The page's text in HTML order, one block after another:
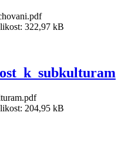
322,97 kB
204,95 kB